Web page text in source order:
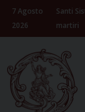
Skip
content
7 Agosto
2026
Santi
martiri